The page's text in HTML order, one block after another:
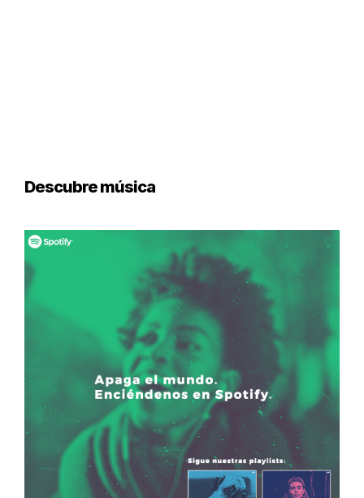
Descubre música